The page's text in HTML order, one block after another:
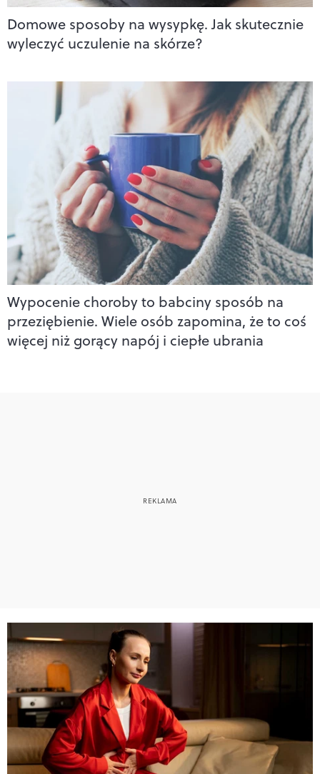
Domowe sposoby na wysypkę. Jak skutecznie
wyleczyć uczulenie na skórze?
Wypocenie choroby to babciny sposób na
przeziębienie. Wiele osób zapomina, że to coś
więcej niż gorący napój i ciepłe ubrania